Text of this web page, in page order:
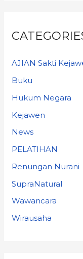
AJIAN Sakti
Buku
Hukum Negara
Kejawen
News
PELATIHAN
Renungan Nurani
SupraNatural
Wawancara
Wirausaha